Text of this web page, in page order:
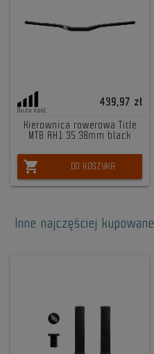
Duża ilość
439,97 zł
Kierownica rowerowa Title
MTB AH1 35 38mm black
shopping_cart DO KOSZYKA
Inne najczęściej kupowane